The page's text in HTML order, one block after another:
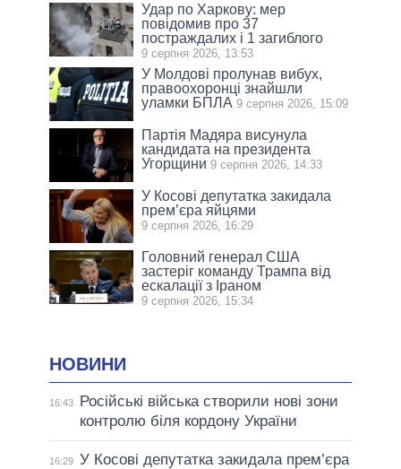
Удар по Харкову: мер
повідомив про 37
постраждалих і 1 загиблого
9 серпня 2026, 13:53
У Молдові пролунав вибух,
правоохоронці знайшли
уламки БПЛА 9 серпня 2026, 15:09
Партія Мадяра висунула
кандидата на президента
Угорщини 9 серпня 2026, 14:33
У Косові депутатка закидала
прем’єра яйцями
9 серпня 2026, 16:29
Головний генерал США
застеріг команду Трампа від
ескалації з Іраном
9 серпня 2026, 15:34
НОВИНИ
16:43
Російські війська створили нові зони
контролю біля кордону України
16:29 У Косові депутатка закидала прем’єра